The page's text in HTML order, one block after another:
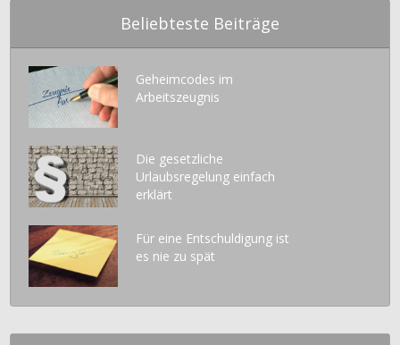
Beliebteste Beiträge
Geheimcodes im
Arbeitszeugnis
Die gesetzliche
Urlaubsregelung einfach
erklärt
Für eine Entschuldigung ist
es nie zu spät